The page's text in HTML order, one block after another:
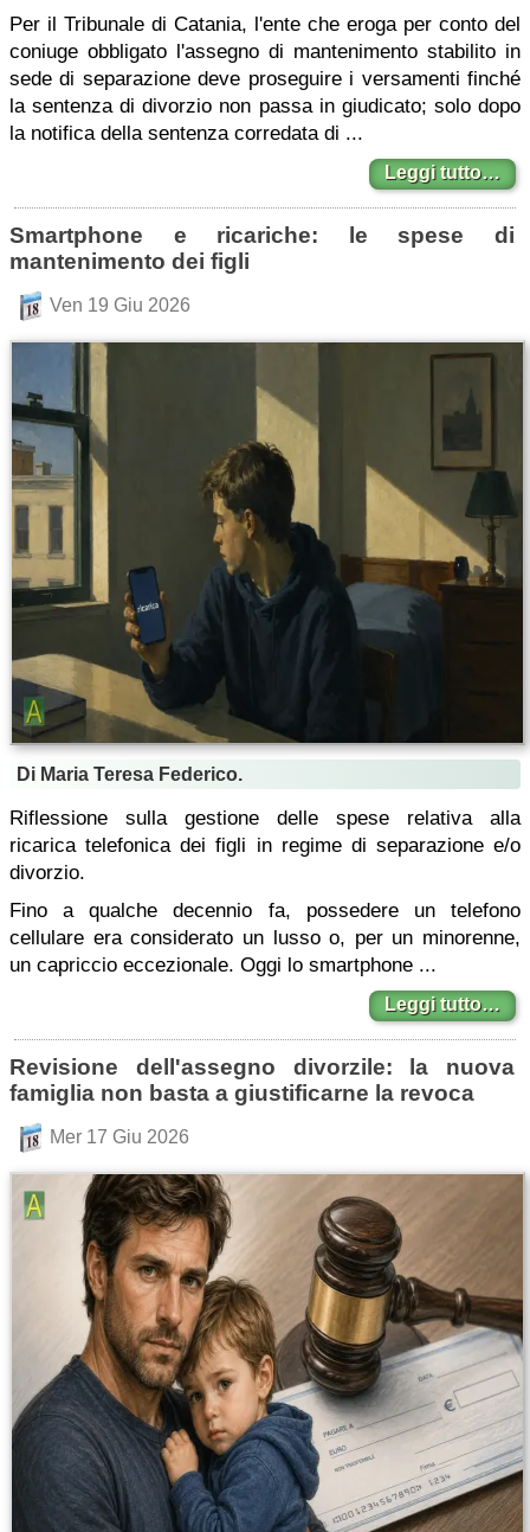
Per il Tribunale di Catania, l'ente che eroga per conto del
coniuge obbligato l'assegno di mantenimento stabilito in
sede di separazione deve proseguire i versamenti finché
la sentenza di divorzio non passa in giudicato; solo dopo
la notifica della sentenza corredata di ...
Leggi tutto…
Smartphone e ricariche: le spese di
mantenimento dei figli
Ven 19 Giu 2026
Di Maria Teresa Federico.
Riflessione sulla gestione delle spese relativa alla
ricarica telefonica dei figli in regime di separazione e/o
divorzio.
Fino a qualche decennio fa, possedere un telefono
cellulare era considerato un lusso o, per un minorenne,
un capriccio eccezionale. Oggi lo smartphone ...
Leggi tutto…
Revisione dell'assegno divorzile: la nuova
famiglia non basta a giustificarne la revoca
Mer 17 Giu 2026